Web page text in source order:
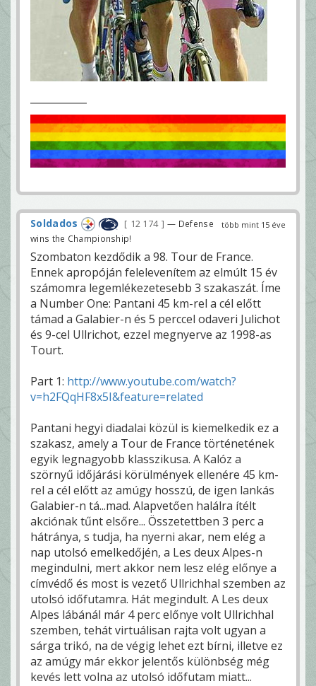
több mint 15 éve
Soldados 12 174
— Defense
wins the Championship!
Szombaton kezdődik a 98. Tour de France.
Ennek apropóján felelevenítem az elmúlt 15 év
számomra legemlékezetesebb 3 szakaszát. Íme
a Number One: Pantani 45 km-rel a cél előtt
támad a Galabier-n és 5 perccel odaveri Julichot
és 9-cel Ullrichot, ezzel megnyerve az 1998-as
Tourt.
Part 1: http://www.youtube.com/watch?
v=h2FQqHF8x5I&feature=related
Pantani hegyi diadalai közül is kiemelkedik ez a
szakasz, amely a Tour de France történetének
egyik legnagyobb klasszikusa. A Kalóz a
szörnyű időjárási körülmények ellenére 45 km-
rel a cél előtt az amúgy hosszú, de igen lankás
Galabier-n tá...mad. Alapvetően halálra ítélt
akciónak tűnt elsőre... Összetettben 3 perc a
hátránya, s tudja, ha nyerni akar, nem elég a
nap utolsó emelkedőjén, a Les deux Alpes-n
megindulni, mert akkor nem lesz elég előnye a
címvédő és most is vezető Ullrichhal szemben az
utolsó időfutamra. Hát megindult. A Les deux
Alpes lábánál már 4 perc előnye volt Ullrichhal
szemben, tehát virtuálisan rajta volt ugyan a
sárga trikó, na de végig lehet ezt bírni, illetve ez
az amúgy már ekkor jelentős különbség még
kevés lett volna az utolsó időfutam miatt...